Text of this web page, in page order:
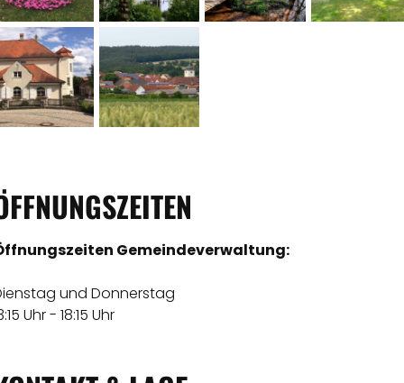
Gemeindeverwaltung:
und Donnerstag
Uhr - 18:15 Uhr